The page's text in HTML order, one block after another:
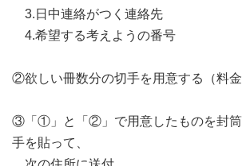
3.日中連絡がつく連絡先
4.希望する考えようの番号
②欲しい冊数分の切手を用意する（料金
③「①」と「②」で用意したものを封筒
手を貼って、